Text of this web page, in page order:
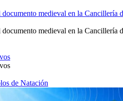
medieval en la Cancillería
medieval en la Cancillería
de Natación